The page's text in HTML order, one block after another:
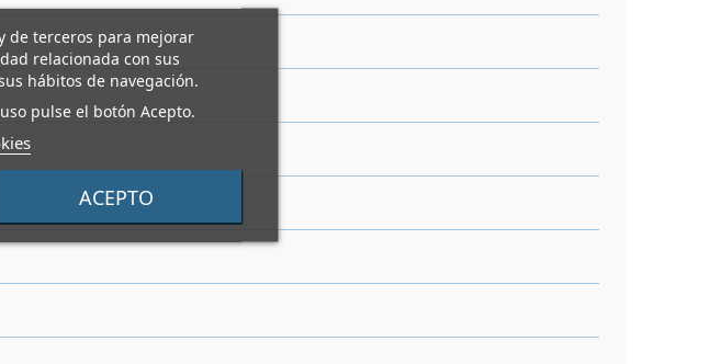
de terceros para mejorar
relacionada con sus
hábitos de navegación.
pulse el botón Acepto.
ACEPTO